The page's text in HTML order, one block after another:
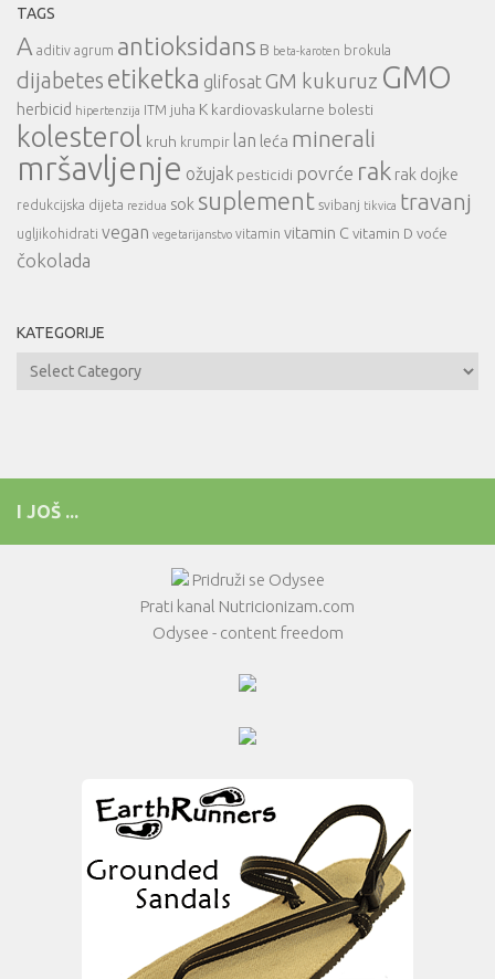
TAGS
A aditiv agrum antioksidans B beta-karoten brokula
dijabetes etiketka glifosatGM kukuruz GMO
herbicid hipertenzija ITM juha K kardiovaskularne bolesti
kolesterol kruh krumpir lan leća minerali
mršavljenje ožujak pesticidi povrće rak rak dojke
redukcijska dijeta rezidua sok suplement svibanj tikvica travanj
ugljikohidrati vegan vegetarijanstvo vitamin vitamin C vitamin D voće
čokolada
KATEGORIJE
Kategorije
I JOŠ ...
Pridruži se Odysee
Prati kanal Nutricionizam.com
Odysee - content freedom